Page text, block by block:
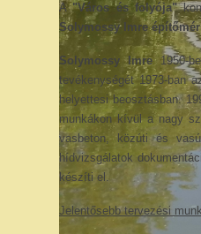
A"Város és folyója"
Solymossy Imre
Solymossy Imre 1950-
tevékenységét 1973-ban
helyettesi beosztásban.
munkákon kívül a nagy
vasbeton, közúti és
hídvizsgálatok
készíti el.
Jelentősebb tervezési